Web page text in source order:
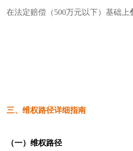
在法定赔偿（500万元以下）基础上
三、维权路径详细指南
（一）维权路径